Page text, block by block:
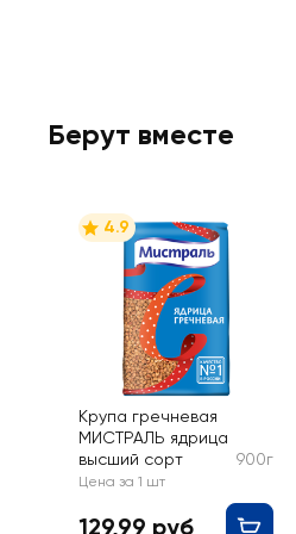
Берут вместе
4.9
Крупа гречневая
МИСТРАЛЬ ядрица
высший сорт
900г
Цена за 1 шт
129,99 руб